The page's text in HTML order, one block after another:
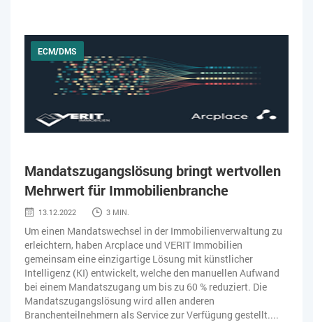
ECM/DMS
Mandatszugangslösung bringt wertvollen
Mehrwert für Immobilienbranche
13.12.2022 3 MIN.
Um einen Mandatswechsel in der Immobilienverwaltung zu
erleichtern, haben Arcplace und VERIT Immobilien
gemeinsam eine einzigartige Lösung mit künstlicher
Intelligenz (KI) entwickelt, welche den manuellen Aufwand
bei einem Mandatszugang um bis zu 60 % reduziert. Die
Mandatszugangslösung wird allen anderen
Branchenteilnehmern als Service zur Verfügung gestellt....